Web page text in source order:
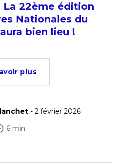
La 22ème édition
Nationales du
bien lieu !
plus
- 2 février 2026
6 min